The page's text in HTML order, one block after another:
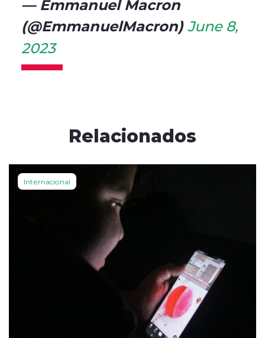
— Emmanuel Macron
(@EmmanuelMacron)June 8,
2023
Relacionados
Internacional